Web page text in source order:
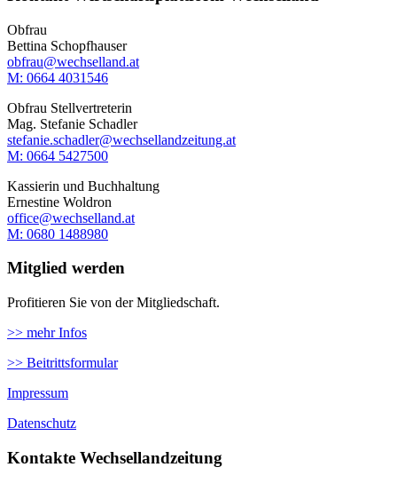
Obfrau
Bettina Schopfhauser
obfrau@wechselland.at
M: 0664 4031546
Obfrau Stellvertreterin
Mag. Stefanie Schadler
stefanie.schadler@wechsellandzeitung.at
M: ‭0664 5427500‬
Kassierin und Buchhaltung
Ernestine Woldron
office@wechselland.at
M: ‭0680 1488980‬
Mitglied werden
Profitieren Sie von der Mitgliedschaft.
>> mehr Infos
>> Beitrittsformular
Impressum
Datenschutz
Kontakte Wechsellandzeitung